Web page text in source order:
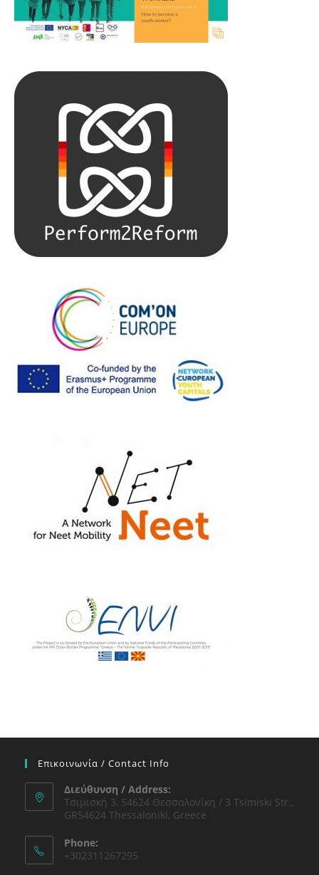
Επικοινωνία / Contact Info
Διεύθυνση / Address:
Τσιμισκή 3, 54624 Θεσσαλονίκη / 3 Tsimiski Str.,
GR54624 Thessaloniki, Greece
Phone:
+302311267295